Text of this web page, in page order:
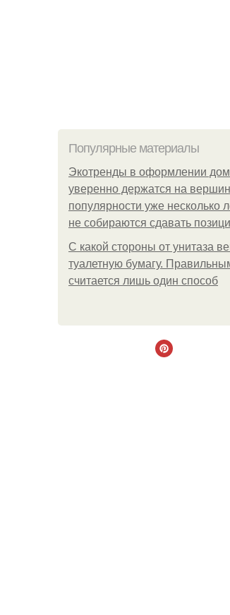
Популярные материалы
Экотренды в оформлении
уверенно держатся на
популярности уже несколько
не собираются сдавать
С какой стороны от унитаза
туалетную бумагу.
считается лишь один способ